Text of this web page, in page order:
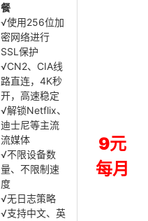
餐
√使用256位加
密网络进行
SSL保护
√CN2、CIA线
路直连，4K秒
开，高速稳定
√解锁Netflix、
迪士尼等主流
流媒体
√不限设备数
量、不限制速
度
√无日志策略
√支持中文、英
9元
每月